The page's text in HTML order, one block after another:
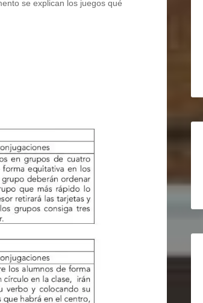
se explican los juegos qué